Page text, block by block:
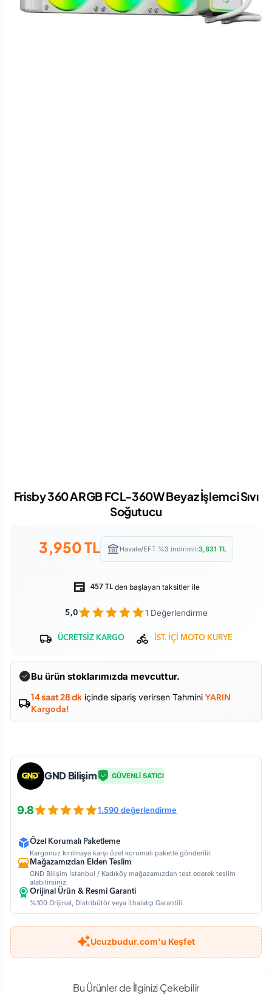
Frisby 360 ARGB FCL-360W Beyaz İşlemci Sıvı
Soğutucu
3,950TL Havale/EFT %3 indirimli:3,831 TL
457 TLden başlayan taksitler ile
5,0 1 Değerlendirme
ÜCRETSİZ KARGO İST. İÇİ MOTO KURYE
Bu ürün stoklarımızda mevcuttur.
14 saat 28 dk içinde sipariş verirsen Tahmini YARIN
Kargoda!
GND Bilişim GÜVENLİ SATICI
9.8 1.590 değerlendirme
Özel Korumalı Paketleme
Kargonuz kırılmaya karşı özel korumalı paketle gönderilir.
Mağazamızdan Elden Teslim
GND Bilişim İstanbul / Kadıköy mağazamızdan test ederek teslim
alabilirsiniz.
Orijinal Ürün & Resmi Garanti
%100 Orijinal, Distribütör veya İthalatçı Garantili.
Ucuzbudur.com'u Keşfet
Bu Ürünler de İlginizi Çekebilir